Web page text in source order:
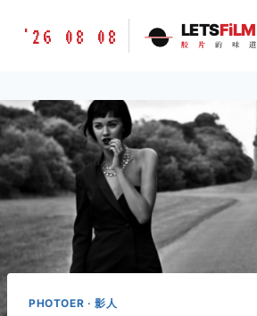
胶
味
道
LETSFILM
'26 08 08 LETSFiLM
胶 片 的 味 道
PHOTOER · 影人